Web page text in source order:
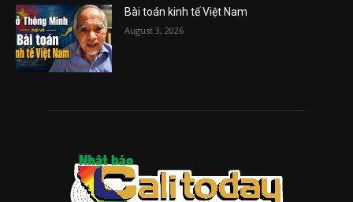
Bài toán kinh tế Việt Nam
August 3, 2026